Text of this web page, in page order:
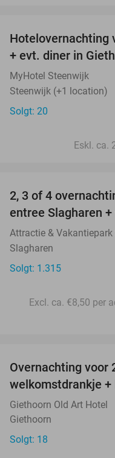
Hotelovernachting
+ evt. diner in
MyHotel Steenwijk
Steenwijk (+1 location)
Solgt: 20
Eskl. ca.
2, 3 of 4
entree Slagharen
Attractie & Vakantiepark
Slagharen
Solgt: 1.315
Excl. ca. €8,50 per
Overnachting voor
welkomstdrankje
Giethoorn Old Art Hotel
Giethoorn
Solgt: 18